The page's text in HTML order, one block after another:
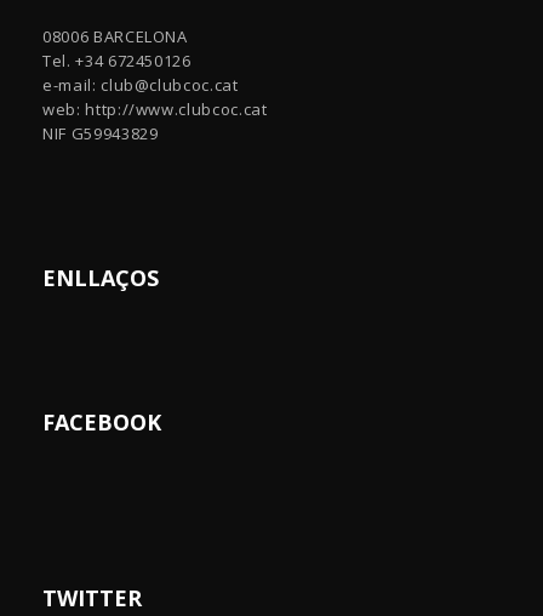
08006 BARCELONA
Tel. +34 672450126
e-mail: club@clubcoc.cat
web: http://www.clubcoc.cat
NIF G59943829
ENLLAÇOS
FACEBOOK
TWITTER